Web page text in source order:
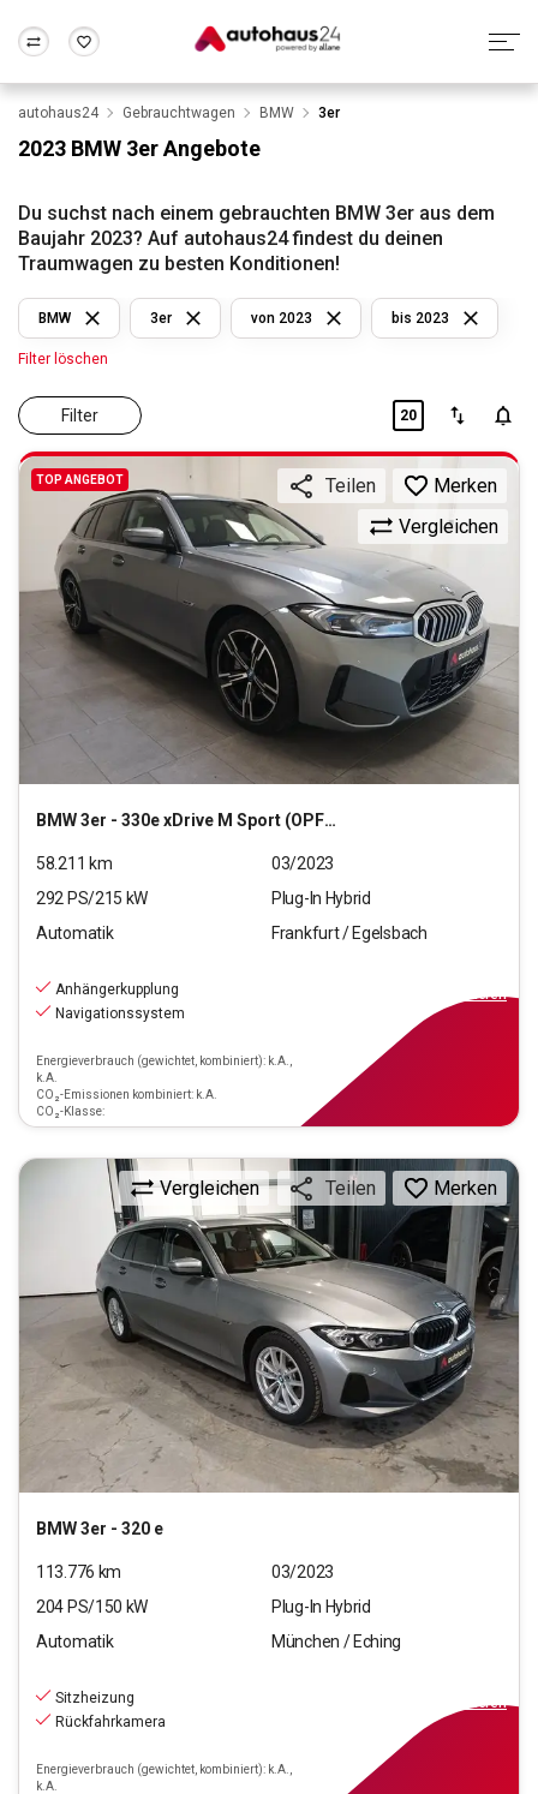
Wir bewerten dein Auto
Alle Fragen & Antworten
Rund um die Inzahlungnahme
Frankfurt Wuppertal
autohaus24 Gebrauchtwagen BMW 3er
2023 BMW 3er Angebote
Du suchst nach einem gebrauchten BMW 3er aus dem
Baujahr 2023? Auf autohaus24 findest du deinen
Traumwagen zu besten Konditionen!
Filter
BMW 3er von 2023 bis 2023
Filter löschen
20
TOP ANGEBOT
BMW3er - 330e xDrive M Sport (OPF)(EURO 6d)
Vergleichen
Teilen Merken
58.211 km
03/2023
292 PS/215 kW
Plug-In Hybrid
Automatik
Frankfurt / Egelsbach
Anhängerkupplung
Navigationssystem
Energieverbrauch (gewichtet, kombiniert): k.A.,
k.A.
CO₂-Emissionen kombiniert: k.A.
CO₂-Klasse:
finanzieren
BMW3er - 320 e
Vergleichen Teilen Merken
113.776 km
03/2023
204 PS/150 kW
Plug-In Hybrid
Automatik
München / Eching
Sitzheizung
Rückfahrkamera
Energieverbrauch (gewichtet, kombiniert): k.A.,
k.A.
finanzieren